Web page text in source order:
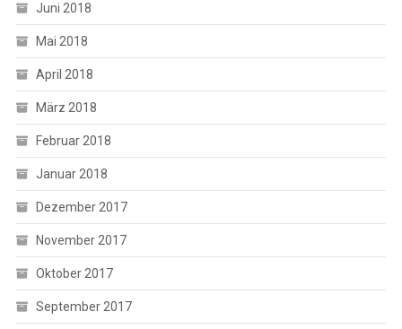
Juni 2018
Mai 2018
April 2018
März 2018
Februar 2018
Januar 2018
Dezember 2017
November 2017
Oktober 2017
September 2017